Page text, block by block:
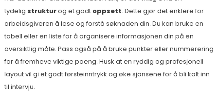
tydelig strukturog et godt oppsett. Dette gjør det enklere for
arbeidsgiveren å lese og forstå søknaden din. Du kan bruke en
tabell eller en liste for å organisere informasjonen din på en
oversiktlig måte. Pass også på å bruke punkter eller nummerering
for å fremheve viktige poeng. Husk at en ryddig og profesjonell
layout vil gi et godt førsteinntrykk og øke sjansene for å bli kalt inn
til intervju.